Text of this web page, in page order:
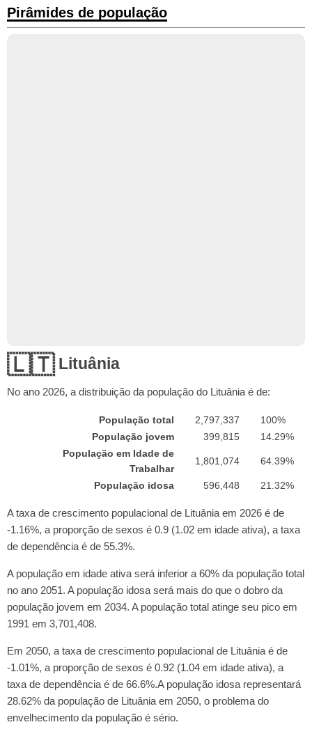
Pirâmides de população
🇱🇹Lituânia
No ano 2026, a distribuição da população do Lituânia é de:
População total 2,797,337
100%
População jovem
399,815
14.29%
População em Idade de
Trabalhar
1,801,074 64.39%
População idosa 596,448 21.32%
A taxa de crescimento populacional de Lituânia em 2026 é de
-1.16%, a proporção de sexos é 0.9 (1.02 em idade ativa), a taxa
de dependência é de 55.3%.
A população em idade ativa será inferior a 60% da população total
no ano 2051. A população idosa será mais do que o dobro da
população jovem em 2034. A população total atinge seu pico em
1991 em 3,701,408.
Em 2050, a taxa de crescimento populacional de Lituânia é de
-1.01%, a proporção de sexos é 0.92 (1.04 em idade ativa), a
taxa de dependência é de 66.6%.A população idosa representará
28.62% da população de Lituânia em 2050, o problema do
envelhecimento da população é sério.